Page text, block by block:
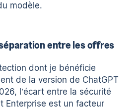
modèle.
entre les offres
dont je bénéficie
de la version de ChatGPT
l’écart entre la sécurité
Enterprise est un facteur